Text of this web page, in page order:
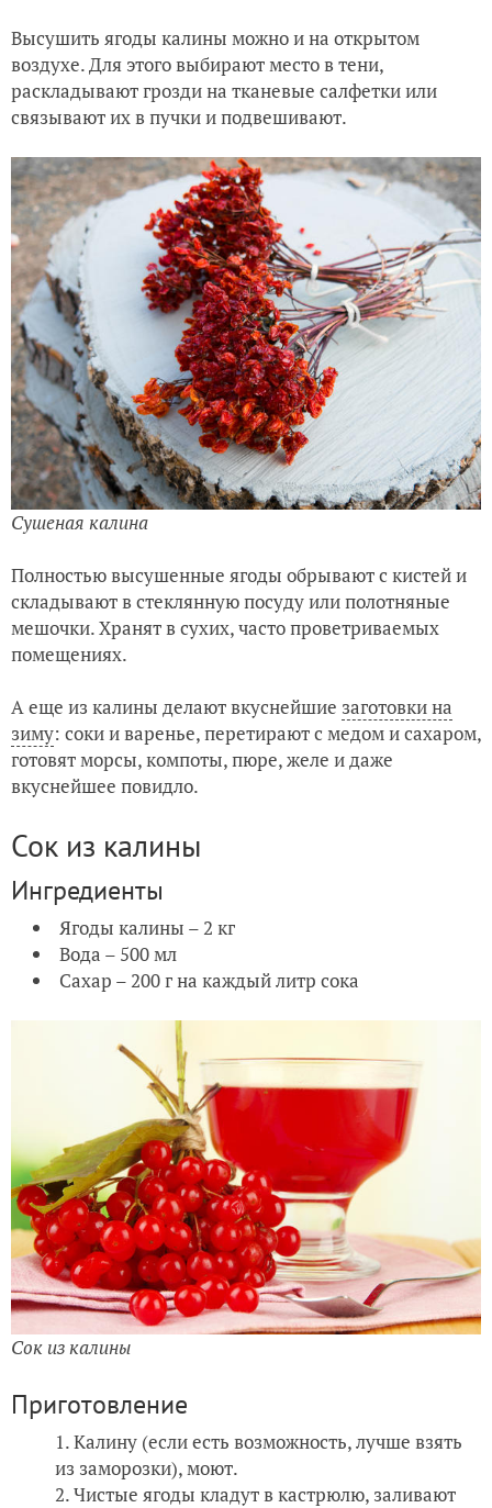
Высушить ягоды калины можно и на открытом
воздухе. Для этого выбирают место в тени,
раскладывают грозди на тканевые салфетки или
связывают их в пучки и подвешивают.
Сушеная калина
Полностью высушенные ягоды обрывают с кистей и
складывают в стеклянную посуду или полотняные
мешочки. Хранят в сухих, часто проветриваемых
помещениях.
А еще из калины делают вкуснейшие заготовки на
зиму: соки и варенье, перетирают с медом и сахаром,
готовят морсы, компоты, пюре, желе и даже
вкуснейшее повидло.
Сок из калины
Ингредиенты
Ягоды калины – 2 кг
Вода – 500 мл
Сахар – 200 г на каждый литр сока
Сок из калины
Приготовление
Калину (если есть возможность, лучше взять
из заморозки), моют.
Чистые ягоды кладут в кастрюлю, заливают